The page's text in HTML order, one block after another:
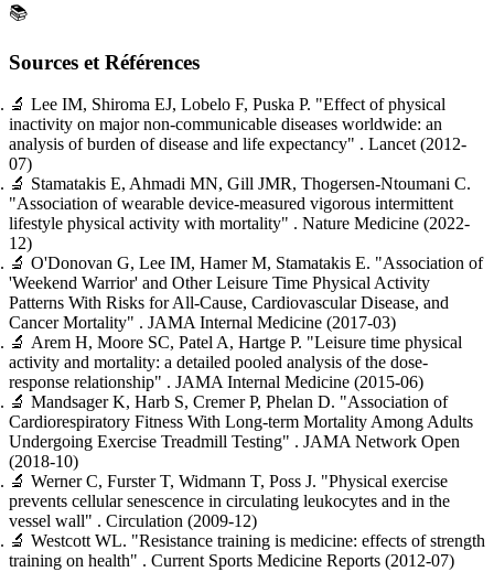
📚
Sources et Références
🔬 Lee IM, Shiroma EJ, Lobelo F, Puska P. "Effect of physical
inactivity on major non-communicable diseases worldwide: an
analysis of burden of disease and life expectancy" . Lancet (2012-
07)
🔬 Stamatakis E, Ahmadi MN, Gill JMR, Thogersen-Ntoumani C.
"Association of wearable device-measured vigorous intermittent
lifestyle physical activity with mortality" . Nature Medicine (2022-
12)
🔬 O'Donovan G, Lee IM, Hamer M, Stamatakis E. "Association of
'Weekend Warrior' and Other Leisure Time Physical Activity
Patterns With Risks for All-Cause, Cardiovascular Disease, and
Cancer Mortality" . JAMA Internal Medicine (2017-03)
🔬 Arem H, Moore SC, Patel A, Hartge P. "Leisure time physical
activity and mortality: a detailed pooled analysis of the dose-
response relationship" . JAMA Internal Medicine (2015-06)
🔬 Mandsager K, Harb S, Cremer P, Phelan D. "Association of
Cardiorespiratory Fitness With Long-term Mortality Among Adults
Undergoing Exercise Treadmill Testing" . JAMA Network Open
(2018-10)
🔬 Werner C, Furster T, Widmann T, Poss J. "Physical exercise
prevents cellular senescence in circulating leukocytes and in the
vessel wall" . Circulation (2009-12)
🔬 Westcott WL. "Resistance training is medicine: effects of strength
training on health" . Current Sports Medicine Reports (2012-07)